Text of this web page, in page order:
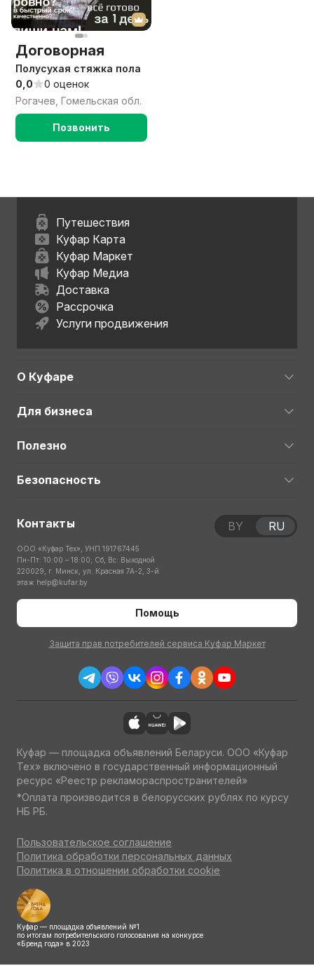
Договорная
Полусухая стяжка пола
0,0
0 оценок
Рогачев, Гомельская обл.
Позвонить
Путешествия
Куфар Карта
Куфар Маркет
Куфар Медиа
Доставка
Рассрочка
Услуги продвижения
О Куфаре
Для бизнеса
Полезно
Безопасность
Контакты
ООО «Куфар Тех», УНП 191767445
Пн-Пт: 10:00 – 18:00; Сб, Вс: Выходной
220029, г. Минск, ул. Красная 7А-2, 3-й
этаж help@kufar.by
Помощь
Защита прав потребителей сервиса Куфар Маркет
BY RU
Куфар — площадка объявлений Беларуси. ООО «Куфар
Тех» включено в государственный информационный
ресурс «Реестр рекламораспространителей»
*Оплата производится в белорусских рублях по курсу
НБ РБ.
Пользовательское соглашение
Политика обработки персональных данных
Политика в отношении обработки cookie
Куфар — площадка объявлений №1
по итогам потребительского голосования на конкурсе
«Бренд года» в 2023